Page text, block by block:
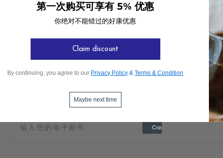
第一次购买可享有 5% 优惠
你绝对不能错过的好康优惠
Claim discount
By continuing, you agree to our Privacy Policy &Terms & Condition
Maybe next time